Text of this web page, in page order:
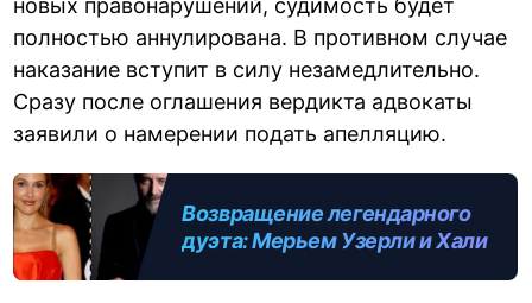
новых правонарушений, судимость будет
полностью аннулирована. В противном случае
наказание вступит в силу незамедлительно.
Сразу после оглашения вердикта адвокаты
заявили о намерении подать апелляцию.
Возвращение легендарного
дуэта: Мерьем Узерли и Халит